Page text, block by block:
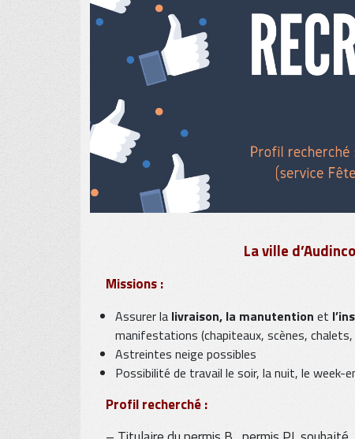
La ville
Missions :
Assurer la livraison, la manutention et
manifestations (chapiteaux, scènes,
Astreintes neige possibles
Possibilité de travail le soir, la nuit, le week-
Profil recherché :